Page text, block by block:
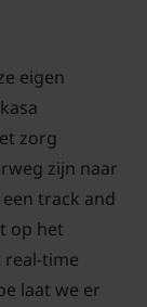
eigen
zorg
zijn naar
track and
op het
time
laat we er